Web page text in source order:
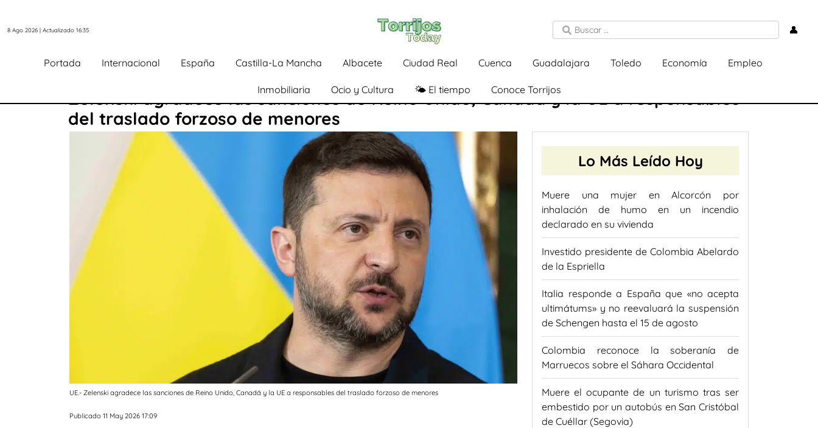
8 Ago 2026 | Actualizado 16:35 👤
Portada Internacional España Castilla-La Mancha Albacete Ciudad Real Cuenca Guadalajara Toledo Economía Empleo
Inmobiliaria Ocio y Cultura 🌤️ El tiempo Conoce Torrijos
Zelenski agradece las sanciones de Reino Unido, Canadá y la UE a responsables
del traslado forzoso de menores
UE.- Zelenski agradece las sanciones de Reino Unido, Canadá y la UE a responsables del traslado forzoso de menores
Publicado 11 May 2026 17:09
Lo Más Leído Hoy
Muere una mujer en Alcorcón por
inhalación de humo en un incendio
declarado en su vivienda
Investido presidente de Colombia Abelardo
de la Espriella
Italia responde a España que «no acepta
ultimátums» y no reevaluará la suspensión
de Schengen hasta el 15 de agosto
Colombia reconoce la soberanía de
Marruecos sobre el Sáhara Occidental
Muere el ocupante de un turismo tras ser
embestido por un autobús en San Cristóbal
de Cuéllar (Segovia)